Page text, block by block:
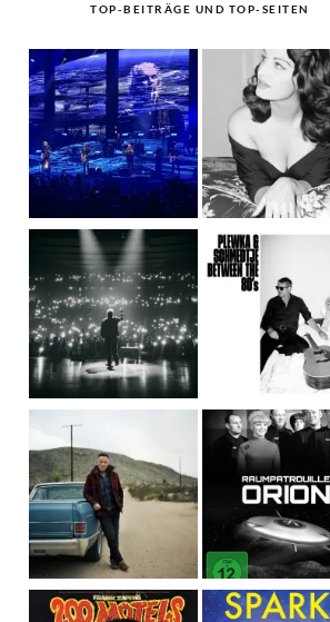
TOP-BEITRÄGE UND TOP-SEITEN